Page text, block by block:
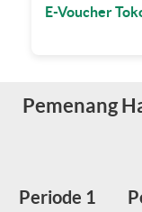
E-Voucher
Pemenang
Periode 1